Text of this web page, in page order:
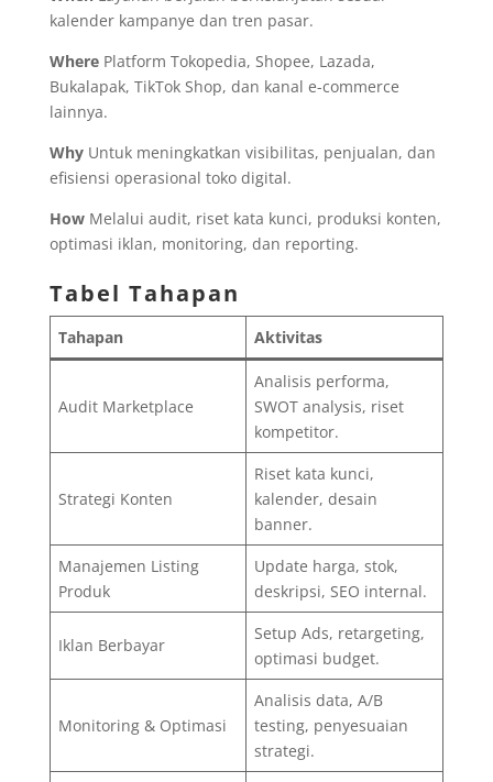
kalender kampanye dan tren pasar.
WherePlatform Tokopedia, Shopee, Lazada,
Bukalapak, TikTok Shop, dan kanal e-commerce
lainnya.
WhyUntuk meningkatkan visibilitas, penjualan, dan
efisiensi operasional toko digital.
HowMelalui audit, riset kata kunci, produksi konten,
optimasi iklan, monitoring, dan reporting.
Tabel Tahapan
Tahapan Aktivitas
Audit Marketplace
Analisis performa,
SWOT analysis, riset
kompetitor.
Strategi Konten
Riset kata kunci,
kalender, desain
banner.
Manajemen Listing
Produk
Update harga, stok,
deskripsi, SEO internal.
Iklan Berbayar
Setup Ads, retargeting,
optimasi budget.
Monitoring & Optimasi
Analisis data, A/B
testing, penyesuaian
strategi.